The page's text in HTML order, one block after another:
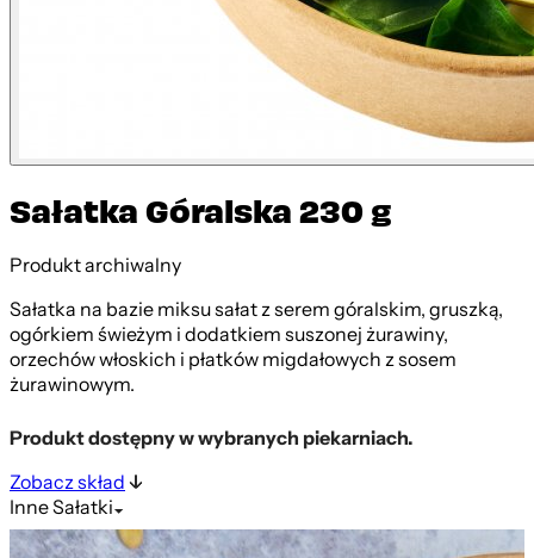
Sałatka Góralska 230 g
Produkt archiwalny
Sałatka na bazie miksu sałat z serem góralskim, gruszką,
ogórkiem świeżym i dodatkiem suszonej żurawiny,
orzechów włoskich i płatków migdałowych z sosem
żurawinowym.
Produkt dostępny w wybranych piekarniach.
Zobacz skład
InneSałatki